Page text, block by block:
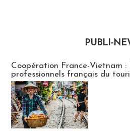
PUBLI-
Coopération France-Vietnam :
professionnels français du